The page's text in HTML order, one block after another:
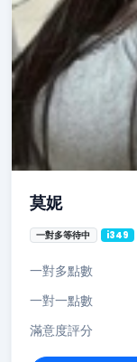
莫妮
一對多等待中 i349
一對多點數
一對一點數
滿意度評分